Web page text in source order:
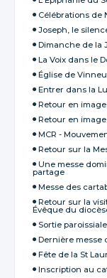
Célébrations de
Joseph, le
Dimanche de la
La Voix dans le
Église de
Entrer dans la
Retour en
Retour en
MCR -
Retour sur la
Une messe
partage
Messe des
Retour sur la
Évêque du
Sortie
Dernière messe
Fête de la St
Inscription au